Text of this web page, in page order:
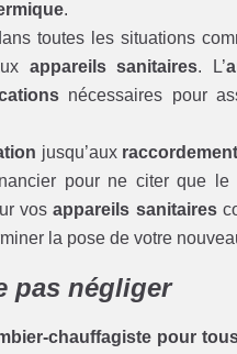
.
toutes les situations
appareils sanitaires. L’
nécessaires pour
jusqu’aux
pour ne citer que le
vosappareils sanitaires
la pose de votre
pas négliger
chauffagiste pour